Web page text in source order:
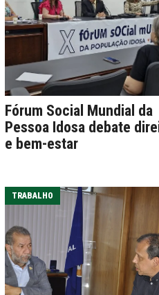
Fórum Social Mundial da
Pessoa Idosa debate
e bem-estar
TRABALHO